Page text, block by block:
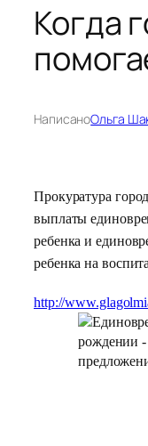
Когда
НаписаноОльга
Прокуратура
выплаты
ребенка и
ребенка на
http://